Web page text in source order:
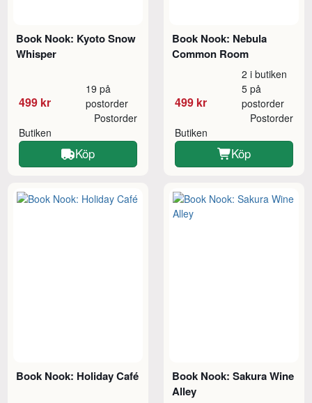
Book Nook: Kyoto Snow
Whisper
499 kr
19 på
postorder
Butiken
Postorder
Köp
Book Nook: Nebula
Common Room
499 kr
2 i butiken
5 på
postorder
Butiken
Postorder
Köp
Book Nook: Holiday Café
Book Nook: Sakura Wine
Alley